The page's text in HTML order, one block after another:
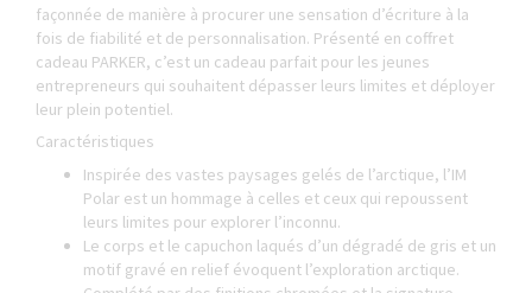
façonnée de manière à procurer une sensation d’écriture à la
fois de fiabilité et de personnalisation. Présenté en coffret
cadeau PARKER, c’est un cadeau parfait pour les jeunes
entrepreneurs qui souhaitent dépasser leurs limites et déployer
leur plein potentiel.
Caractéristiques
Inspirée des vastes paysages gelés de l’arctique, l’IM
Polar est un hommage à celles et ceux qui repoussent
leurs limites pour explorer l’inconnu.
Le corps et le capuchon laqués d’un dégradé de gris et un
motif gravé en relief évoquent l’exploration arctique.